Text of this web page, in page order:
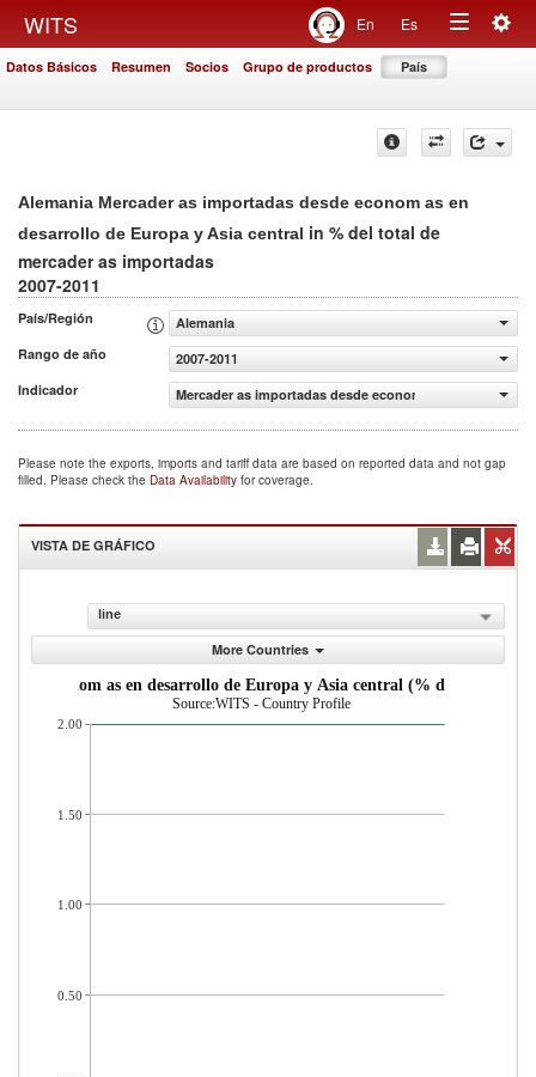
WITS En Es
Toggle
Datos Básicos Resumen Socios Grupo de productos País
Alemania Mercader as importadas desde econom as en
desarrollo de Europa y Asia central in % del total de
mercader as importadas
2007-2011
País/Región
Alemania
Rango de año
2007-2011
Indicador
Mercader as importadas desde econom as en
Please note the exports, imports and tariff data are based on reported data and not gap
filled. Please check the Data Availability for coverage.
VISTA DE GRÁFICO
line
More Countries
econom as en desarrollo de Europa y Asia central (% del total de
Source:WITS - Country Profile
2.00
1.50
1.00
0.50